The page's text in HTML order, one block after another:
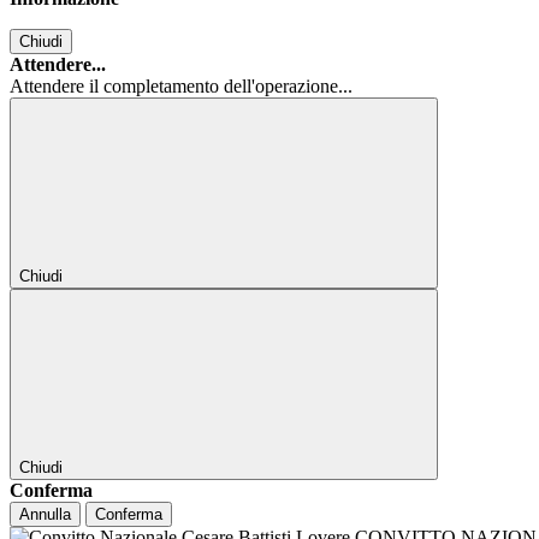
Chiudi
Attendere...
Attendere il completamento dell'operazione...
Chiudi
Chiudi
Conferma
Annulla Conferma